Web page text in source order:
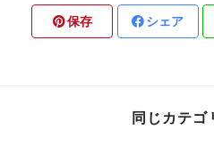
保存 シェア
同じカテゴ